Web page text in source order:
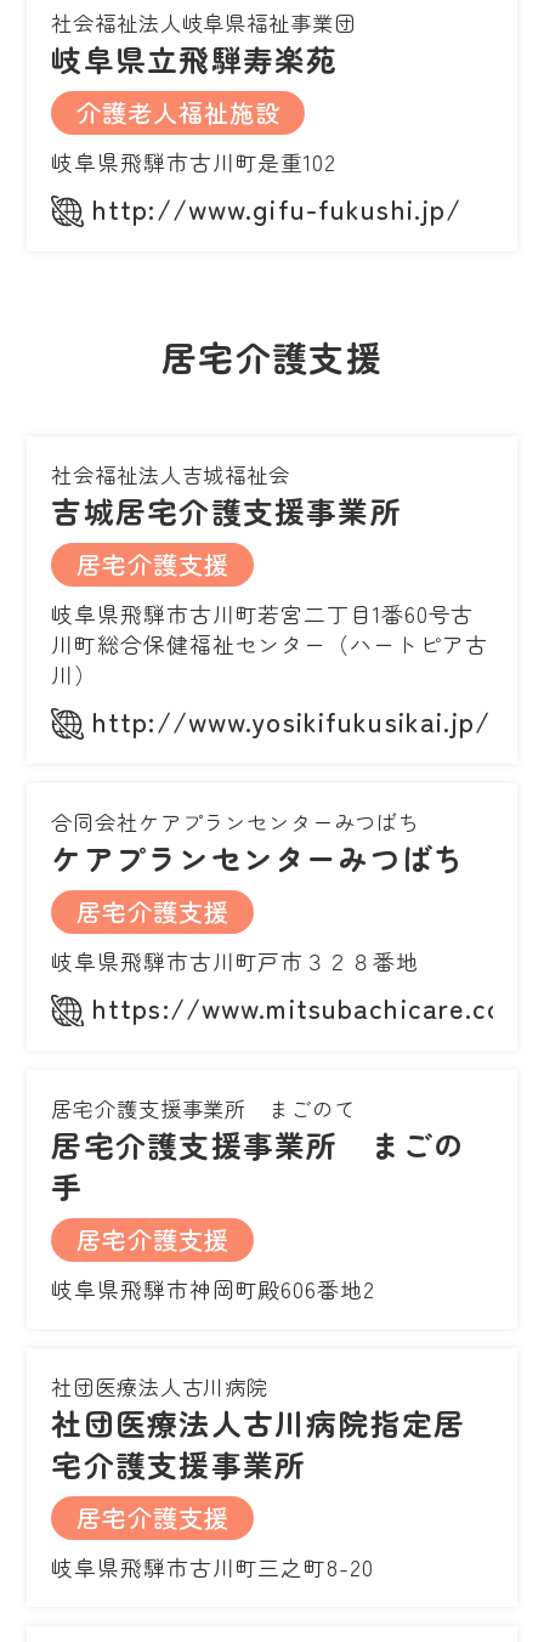
社会福祉法人岐阜県福祉事業団
岐阜県立飛騨寿楽苑
介護老人福祉施設
岐阜県飛騨市古川町是重102
http://www.gifu-fukushi.jp/
居宅介護支援
社会福祉法人吉城福祉会
吉城居宅介護支援事業所
居宅介護支援
岐阜県飛騨市古川町若宮二丁目1番60号古
川町総合保健福祉センター（ハートピア古
川）
http://www.yosikifukusikai.jp/
合同会社ケアプランセンターみつばち
ケアプランセンターみつばち
居宅介護支援
岐阜県飛騨市古川町戸市３２８番地
https://www.mitsubachicare.com
居宅介護支援事業所 まごのて
居宅介護支援事業所 まごの
手
居宅介護支援
岐阜県飛騨市神岡町殿606番地2
社団医療法人古川病院
社団医療法人古川病院指定居
宅介護支援事業所
居宅介護支援
岐阜県飛騨市古川町三之町8-20